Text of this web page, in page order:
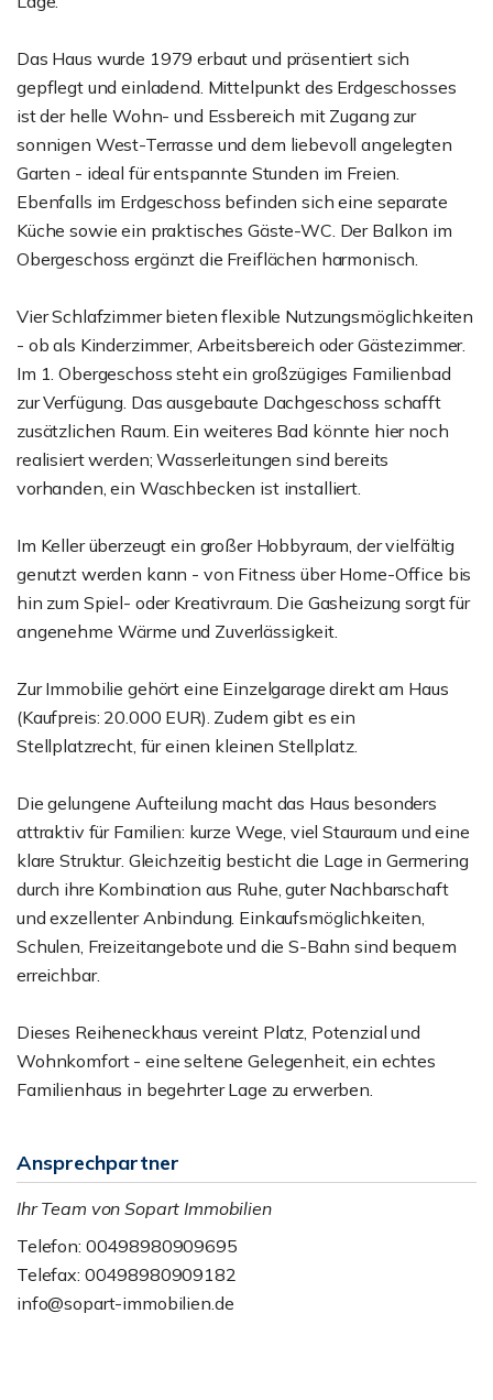
Das Haus wurde 1979 erbaut und präsentiert sich
gepflegt und einladend. Mittelpunkt des Erdgeschosses
ist der helle Wohn- und Essbereich mit Zugang zur
sonnigen West-Terrasse und dem liebevoll angelegten
Garten - ideal für entspannte Stunden im Freien.
Ebenfalls im Erdgeschoss befinden sich eine separate
Küche sowie ein praktisches Gäste-WC. Der Balkon im
Obergeschoss ergänzt die Freiflächen harmonisch.
Vier Schlafzimmer bieten flexible Nutzungsmöglichkeiten
- ob als Kinderzimmer, Arbeitsbereich oder Gästezimmer.
Im 1. Obergeschoss steht ein großzügiges Familienbad
zur Verfügung. Das ausgebaute Dachgeschoss schafft
zusätzlichen Raum. Ein weiteres Bad könnte hier noch
realisiert werden; Wasserleitungen sind bereits
vorhanden, ein Waschbecken ist installiert.
Im Keller überzeugt ein großer Hobbyraum, der vielfältig
genutzt werden kann - von Fitness über Home-Office bis
hin zum Spiel- oder Kreativraum. Die Gasheizung sorgt für
angenehme Wärme und Zuverlässigkeit.
Zur Immobilie gehört eine Einzelgarage direkt am Haus
(Kaufpreis: 20.000 EUR). Zudem gibt es ein
Stellplatzrecht, für einen kleinen Stellplatz.
Die gelungene Aufteilung macht das Haus besonders
attraktiv für Familien: kurze Wege, viel Stauraum und eine
klare Struktur. Gleichzeitig besticht die Lage in Germering
durch ihre Kombination aus Ruhe, guter Nachbarschaft
und exzellenter Anbindung. Einkaufsmöglichkeiten,
Schulen, Freizeitangebote und die S-Bahn sind bequem
erreichbar.
Dieses Reiheneckhaus vereint Platz, Potenzial und
Wohnkomfort - eine seltene Gelegenheit, ein echtes
Familienhaus in begehrter Lage zu erwerben.
Ansprechpartner
Ihr Team von Sopart Immobilien
Telefon: 00498980909695
Telefax: 00498980909182
info@sopart-immobilien.de